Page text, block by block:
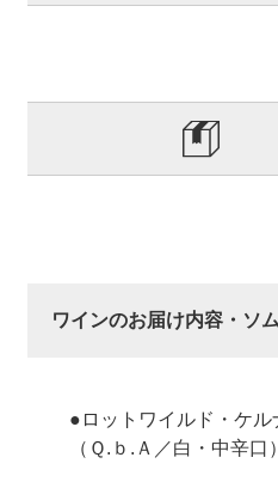
ワインのお届け内容・ソ
●ロットワイルド・ケル
（Ｑ.ｂ.Ａ／白・中辛口）